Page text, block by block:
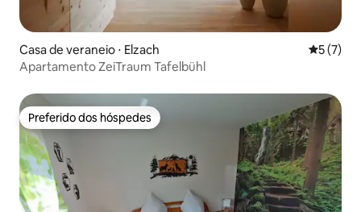
Casa de veraneio ⋅ Elzach 5 de
5 (7)
Apartamento ZeiTraum Tafelbühl
Preferido dos hóspedes
Preferido dos hóspedes